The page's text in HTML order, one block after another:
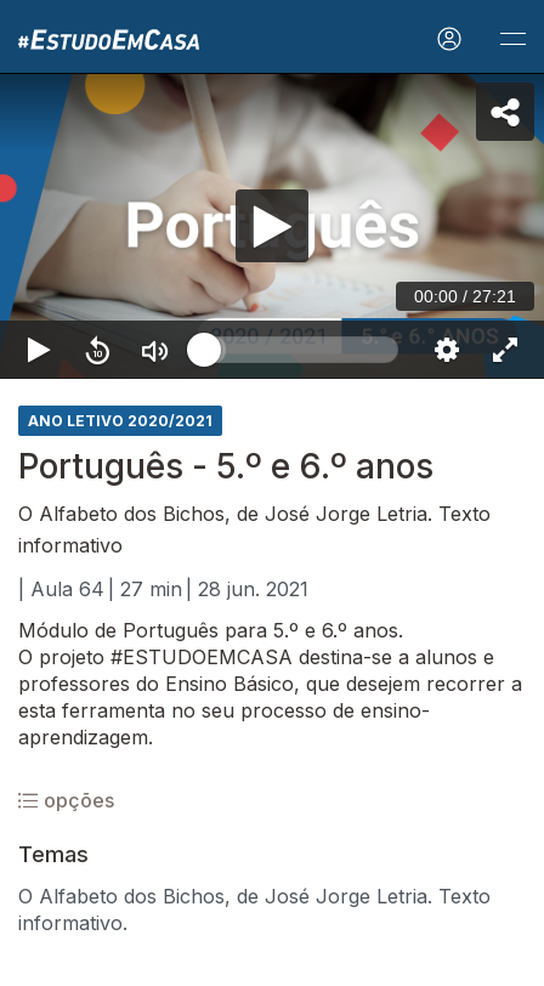
00:00 / 27:21
ANO LETIVO 2020/2021
Português - 5.º e 6.º anos
O Alfabeto dos Bichos, de José Jorge Letria. Texto
informativo
| Aula 64
| 27 min
| 28 jun. 2021
Módulo de Português para 5.º e 6.º anos.
O projeto #ESTUDOEMCASA destina-se a alunos e
professores do Ensino Básico, que desejem recorrer a
esta ferramenta no seu processo de ensino-
aprendizagem.
opções
Temas
O Alfabeto dos Bichos, de José Jorge Letria. Texto
informativo.